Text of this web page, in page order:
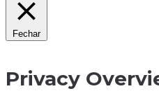
Fechar
Privacy